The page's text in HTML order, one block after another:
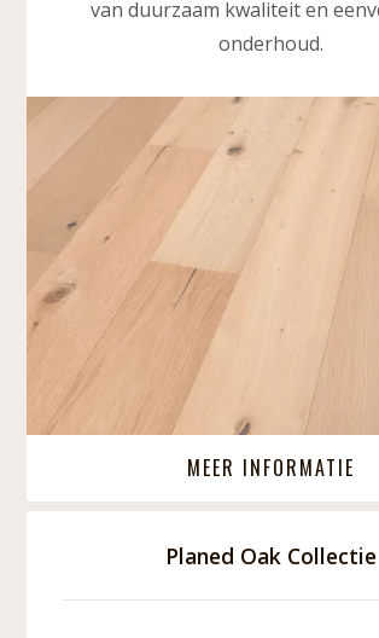
van duurzaam kwaliteit en
onderhoud.
MEER INFORMATIE
Planed Oak Collectie